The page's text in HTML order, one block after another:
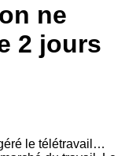
ne
2 jours
le télétravail…